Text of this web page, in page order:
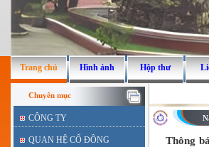
Trang chủ Hình ảnh Hộp thư
Chuyên mục
CÔNG TY
QUAN HỆ CỔ ĐÔNG
Thông